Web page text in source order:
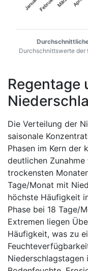
Durchschnittswerte der
Regentage
Die Verteilung der
saisonale
Phasen im Kern der
deutlichen
trockensten
Tage/Monat mit
höchste Häufigkeit
Phase bei 18 Tage/
Extremen liegen
Häufigkeit, was zu
Niederschlagstagen